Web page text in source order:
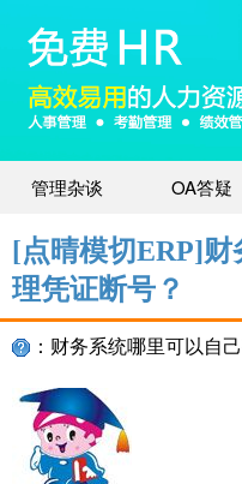
管理杂谈 OA答疑
[点晴模切ERP]
理凭证断号？
：财务系统哪里可以自